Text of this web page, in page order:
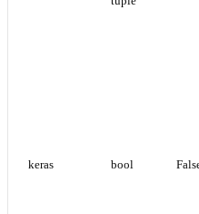
keras bool